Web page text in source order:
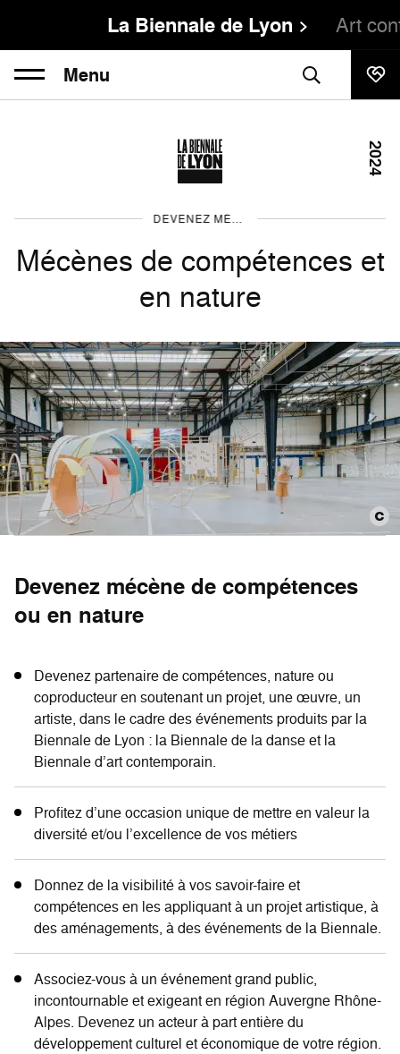
La Biennale de Lyon Art
Menu
DEVENEZ MÉCÈNE ET PARTENAIRE
Mécènes de compétences et
en nature
2024
Devenez mécène de compétences
ou en nature
Devenez partenaire de compétences, nature ou
coproducteur en soutenant un projet, une œuvre, un
artiste, dans le cadre des événements produits par la
Biennale de Lyon : la Biennale de la danse et la
Biennale d’art contemporain.
Profitez d’une occasion unique de mettre en valeur la
diversité et/ou l’excellence de vos métiers
Donnez de la visibilité à vos savoir-faire et
compétences en les appliquant à un projet artistique, à
des aménagements, à des événements de la Biennale.
Associez-vous à un événement grand public,
incontournable et exigeant en région Auvergne Rhône-
Alpes. Devenez un acteur à part entière du
développement culturel et économique de votre région.